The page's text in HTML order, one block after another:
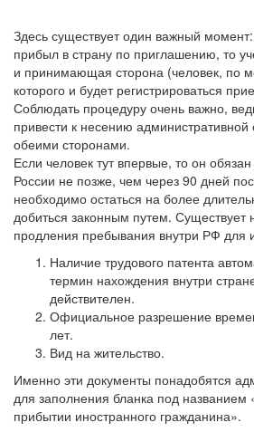
Здесь существует один важный
прибыл в страну по приглашению, то
и принимающая сторона (человек, по
которого и будет регистрироваться
Соблюдать процедуру очень важно,
привести к несению административной
обеими сторонами.
Если человек тут впервые, то он
России не позже, чем через 90 дней
необходимо остаться на более
добиться законным путем. Существует
продления пребывания внутри РФ для
Наличие трудового патента
термин нахождения внутри
действителен.
Официальное разрешение
лет.
Вид на жительство.
Именно эти документы понадобятся
для заполнения бланка под
прибытии иностранного гражданина».